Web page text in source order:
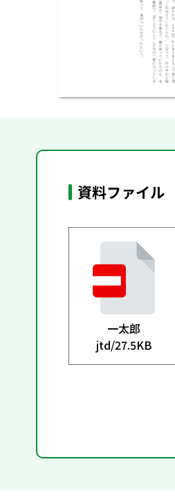
資料ファイル
一太郎
jtd/27.5KB